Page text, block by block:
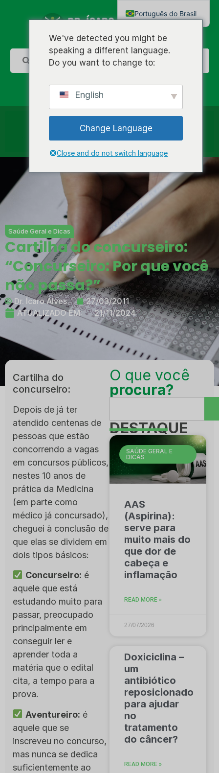
Saúde Geral e Dicas
Cartilha do concurseiro:
“Concurseiro: Por que você
não passa?”
Dr. Ícaro Alves
27/03/2011
ATUALIZADO EM:
21/11/2024
Cartilha do
concurseiro:
Depois de já ter
atendido centenas de
pessoas que estão
concorrendo a vagas
em concursos públicos,
nestes 10 anos de
prática da Medicina
(em parte como
médico já concursado),
cheguei à conclusão de
que elas se dividem em
dois tipos básicos:
Concurseiro: é
aquele que está
estudando muito para
passar, preocupado
principalmente em
conseguir ler e
aprender toda a
matéria que o edital
cita, a tempo para a
prova.
Aventureiro: é
aquele que se
inscreveu no concurso,
mas nunca se dedica
suficientemente ao
O que você
procura?
DESTAQUE
SAÚDE GERAL E
DICAS
AAS
(Aspirina):
serve para
muito mais do
que dor de
cabeça e
inflamação
READ MORE »
27/07/2026
Doxiciclina –
um
antibiótico
reposicionado
para ajudar
no
tratamento
do câncer?
READ MORE »
We've detected you might be
speaking a different language.
Do you want to change to:
English
Change Language
Close and do not switch language
Português do Brasil